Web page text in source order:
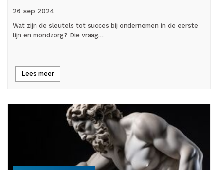
26 sep 2024
Wat zijn de sleutels tot succes bij ondernemen in de eerste
lijn en mondzorg? Die vraag…
Lees meer